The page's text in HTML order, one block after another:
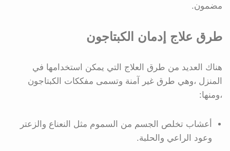
مضمون.
طرق علاج إدمان الكبتاجون
هناك العديد من طرق العلاج التي يمكن استخدامها في
المنزل ،وهي طرق غير آمنة وتسمى مفككات الكبتاجون
،ومنها:
أعشاب تخلص الجسم من السموم مثل النعناع والزعتر
وعود الراعي والحلبة.